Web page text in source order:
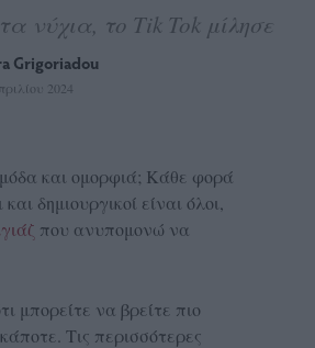
νύχια, το Tik Tok μίλησε
Grigoriadou
2024
και ομορφιά; Κάθε φορά
δημιουργικοί είναι όλοι,
που ανυπομονώ να
μπορείτε να βρείτε πιο
Τις περισσότερες